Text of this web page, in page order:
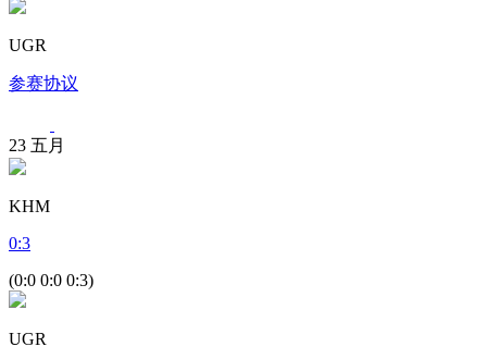
UGR
参赛协议
23 五月
KHM
0:3
(0:0 0:0 0:3)
UGR